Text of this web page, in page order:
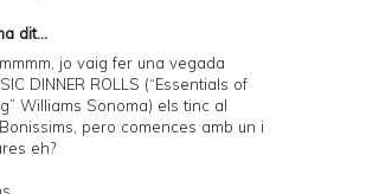
dit...
jo vaig fer una vegada
DINNER ROLLS (“Essentials of
Williams Sonoma) els tinc al
pero comences amb un i
eh?